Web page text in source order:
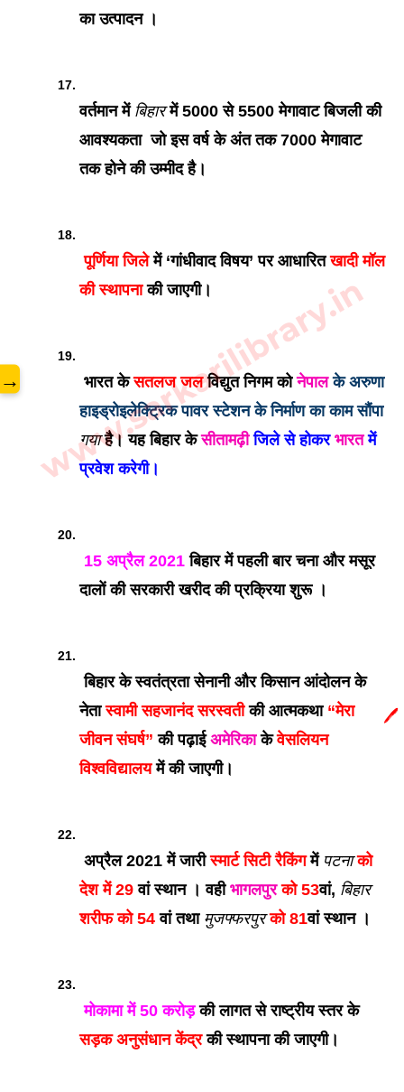
का उत्पादन ।
वर्तमान में बिहार में 5000 से 5500 मेगावाट बिजली की
आवश्यकता  जो इस वर्ष के अंत तक 7000 मेगावाट
तक होने की उम्मीद है।
पूर्णिया जिले में ‘गांधीवाद विषय’ पर आधारित खादी मॉल
की स्थापना की जाएगी।
भारत के सतलज जल विद्युत निगम को नेपाल के अरुणा
हाइड्रोइलेक्ट्रिक पावर स्टेशन के निर्माण का काम सौंपा
गया है। यह बिहार के सीतामढ़ी जिले से होकर भारत में
प्रवेश करेगी।
15 अप्रैल 2021 बिहार में पहली बार चना और मसूर
दालों की सरकारी खरीद की प्रक्रिया शुरू ।
बिहार के स्वतंत्रता सेनानी और किसान आंदोलन के
नेता स्वामी सहजानंद सरस्वती की आत्मकथा “मेरा
जीवन संघर्ष” की पढ़ाई अमेरिका के वेसलियन
विश्वविद्यालय में की जाएगी।
अप्रैल 2021 में जारी स्मार्ट सिटी रैकिंग में पटना को
देश में 29 वां स्थान । वही भागलपुर को 53वां, बिहार
शरीफ को 54 वां तथा मुजफ्फरपुर को 81वां स्थान ।
मोकामा में 50 करोड़
की लागत से राष्ट्रीय स्तर के
सड़क अनुसंधान केंद्र की स्थापना की जाएगी।
www.sarkarilibrary.in
→
🖊️